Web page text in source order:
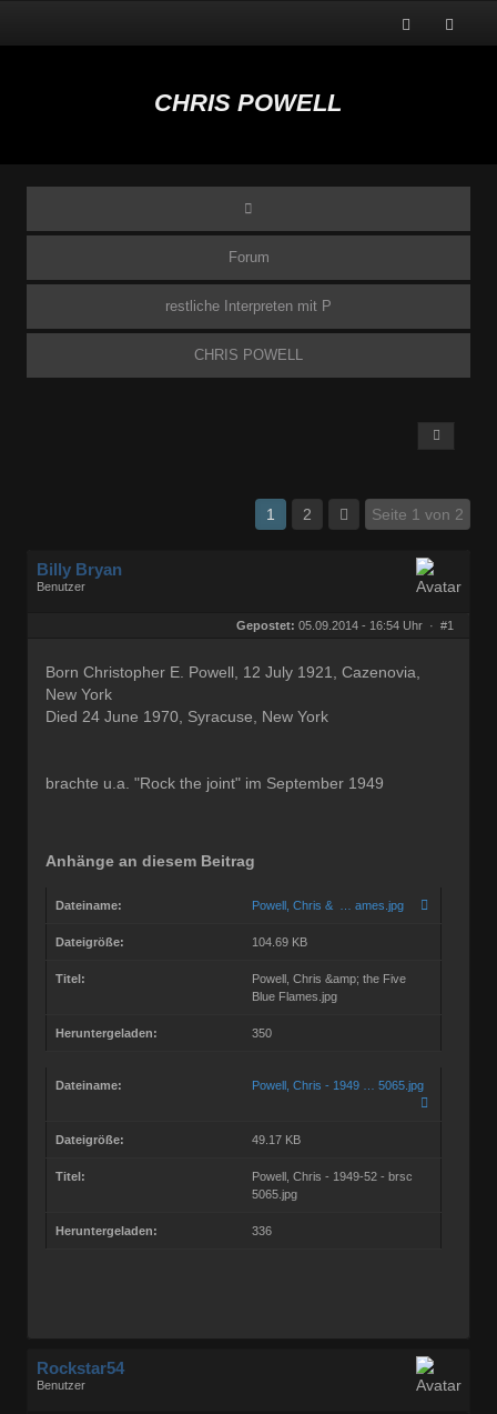
CHRIS POWELL
Forum
restliche Interpreten mit P
CHRIS POWELL
1 2 Seite 1 von 2
Billy Bryan
Benutzer
Gepostet: 05.09.2014 - 16:54 Uhr · #1
Born Christopher E. Powell, 12 July 1921, Cazenovia,
New York
Died 24 June 1970, Syracuse, New York
brachte u.a. "Rock the joint" im September 1949
Anhänge an diesem Beitrag
Dateiname: Powell, Chris & … ames.jpg
Dateigröße: 104.69 KB
Titel:
Powell, Chris &amp; the Five
Blue Flames.jpg
Heruntergeladen: 350
Dateiname: Powell, Chris - 1949 … 5065.jpg
Dateigröße: 49.17 KB
Titel:
Powell, Chris - 1949-52 - brsc
5065.jpg
Heruntergeladen: 336
Rockstar54
Benutzer